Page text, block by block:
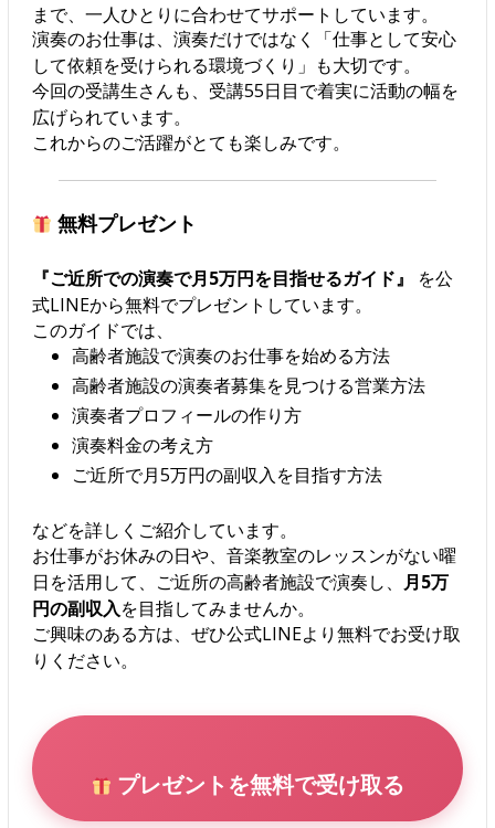
まで、一人ひとりに合わせてサポートしています。
演奏のお仕事は、演奏だけではなく「仕事として安心
して依頼を受けられる環境づくり」も大切です。
今回の受講生さんも、受講55日目で着実に活動の幅を
広げられています。
これからのご活躍がとても楽しみです。
無料プレゼント
『ご近所での演奏で月5万円を目指せるガイド』
を公
式LINEから無料でプレゼントしています。
このガイドでは、
高齢者施設で演奏のお仕事を始める方法
高齢者施設の演奏者募集を見つける営業方法
演奏者プロフィールの作り方
演奏料金の考え方
ご近所で月5万円の副収入を目指す方法
などを詳しくご紹介しています。
お仕事がお休みの日や、音楽教室のレッスンがない曜
日を活用して、ご近所の高齢者施設で演奏し、 月5万
円の副収入を目指してみませんか。
ご興味のある方は、ぜひ公式LINEより無料でお受け取
りください。
プレゼントを無料で受け取る